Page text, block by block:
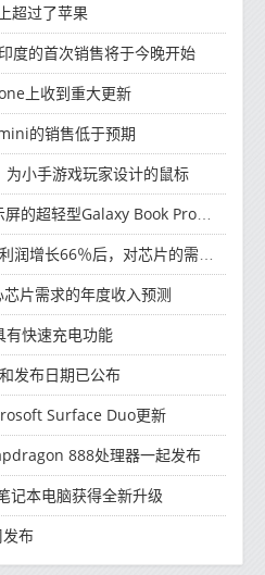
超过了苹果
度的首次销售将于今晚开始
上收到重大更新
的销售低于预期
小手游戏玩家设计的鼠标
Book Pro和Galaxy Book Pro 360笔记本电脑
长66％后，对芯片的需求将增强
片需求的年度收入预测
有快速充电功能
发布日期已公布
Surface Duo更新
888处理器一起发布
记本电脑获得全新升级
布